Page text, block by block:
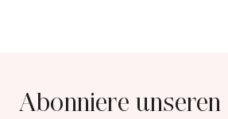
Abonniere unseren